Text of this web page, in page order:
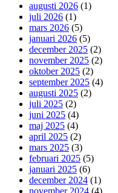
augusti 2026 (1)
juli 2026 (1)
mars 2026 (5)
januari 2026 (5)
december 2025 (2)
november 2025 (2)
oktober 2025 (2)
september 2025 (4)
augusti 2025 (2)
juli 2025 (2)
juni 2025 (4)
maj 2025 (4)
april 2025 (2)
mars 2025 (3)
februari 2025 (5)
januari 2025 (6)
december 2024 (1)